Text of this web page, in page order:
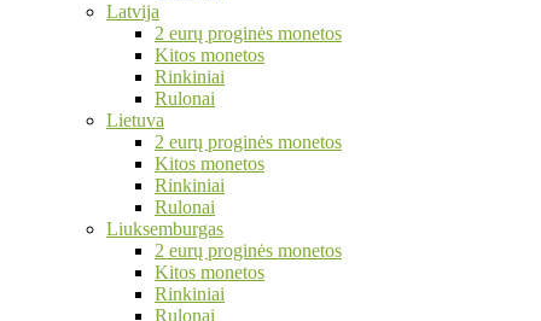
Latvija
2 eurų proginės monetos
Kitos monetos
Rinkiniai
Rulonai
Lietuva
2 eurų proginės monetos
Kitos monetos
Rinkiniai
Rulonai
Liuksemburgas
2 eurų proginės monetos
Kitos monetos
Rinkiniai
Rulonai